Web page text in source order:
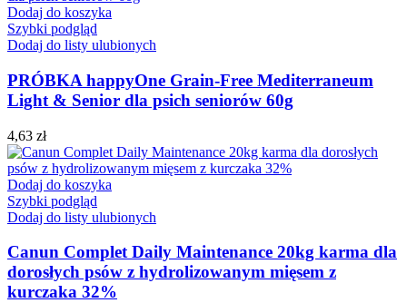
Dodaj do koszyka
Szybki podgląd
Dodaj do listy ulubionych
PRÓBKA happyOne Grain-Free Mediterraneum
Light & Senior dla psich seniorów 60g
4,63 zł
Dodaj do koszyka
Szybki podgląd
Dodaj do listy ulubionych
Canun Complet Daily Maintenance 20kg karma dla
dorosłych psów z hydrolizowanym mięsem z
kurczaka 32%